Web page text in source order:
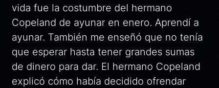
vida fue la costumbre del hermano
Copeland de ayunar en enero. Aprendí a
ayunar. También me enseñó que no tenía
que esperar hasta tener grandes sumas
de dinero para dar. El hermano Copeland
explicó cómo había decidido ofrendar